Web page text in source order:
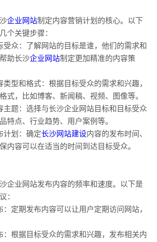
企业网站制定内容营销计划的核心。以下
个关键步骤：
受众：了解网站的目标是谁，他们的需求和
助长沙企业网站制定更加精准的内容策
类型和格式：根据目标受众的需求和兴趣，
式，比如博客、新闻稿、视频、图像等。
主题：选择与长沙企业网站目标和目标受众
特点、行业趋势、用户案例等。
计划：确定长沙网站建设内容的发布时间、
内容可以在适当的时间到达目标受众。
企业网站发布内容的频率和速度。以下是
：
：定期发布内容可以让用户定期访问网站，
：根据目标受众的需求和兴趣，发布相关内